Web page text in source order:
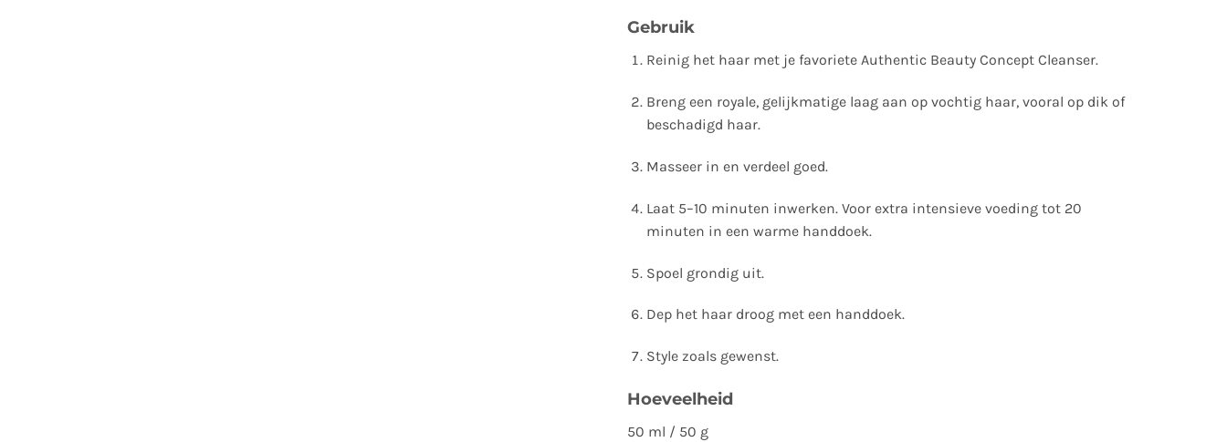
Gebruik
Reinig het haar met je favoriete Authentic Beauty Concept Cleanser.
Breng een royale, gelijkmatige laag aan op vochtig haar, vooral op dik of
beschadigd haar.
Masseer in en verdeel goed.
Laat 5–10 minuten inwerken. Voor extra intensieve voeding tot 20
minuten in een warme handdoek.
Spoel grondig uit.
Dep het haar droog met een handdoek.
Style zoals gewenst.
Hoeveelheid
50 ml / 50 g